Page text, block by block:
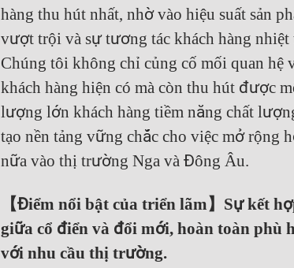
hàng thu hút nhất, nhờ vào hiệu suất sản
vượt trội và sự tương tác khách hàng nhiệt
Chúng tôi không chỉ củng cố mối quan hệ
khách hàng hiện có mà còn thu hút được
lượng lớn khách hàng tiềm năng chất
tạo nền tảng vững chắc cho việc mở rộng
nữa vào thị trường Nga và Đông Âu.
【Điểm nổi bật của triển lãm】Sự kết
giữa cổ điển và đổi mới, hoàn toàn phù
với nhu cầu thị trường.